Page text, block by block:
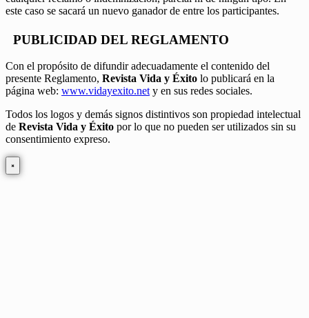
este caso se sacará un nuevo ganador de entre los participantes.
PUBLICIDAD DEL REGLAMENTO
Con el propósito de difundir adecuadamente el contenido del
presente Reglamento, Revista Vida y Éxito lo publicará en la
página web: www.vidayexito.nety en sus redes sociales.
Todos los logos y demás signos distintivos son propiedad intelectual
de Revista Vida y Éxito por lo que no pueden ser utilizados sin su
consentimiento expreso.
×